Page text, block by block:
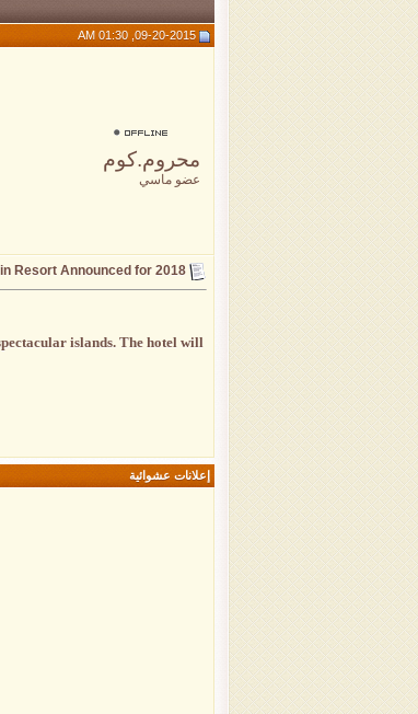
محروم.كوم
عضو ماسي
Resort Announced for 2018
islands. The hotel will
إعلانات عشوائية